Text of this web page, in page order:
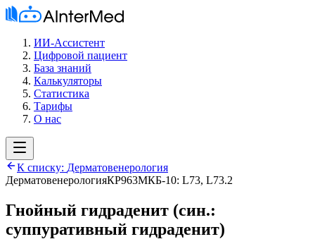
ИИ-Ассистент
Цифровой пациент
База знаний
Калькуляторы
Статистика
Тарифы
О нас
К списку: Дерматовенерология
ДерматовенерологияКР963МКБ-10: L73, L73.2
Гнойный гидраденит (син.:
суппуративный гидраденит)